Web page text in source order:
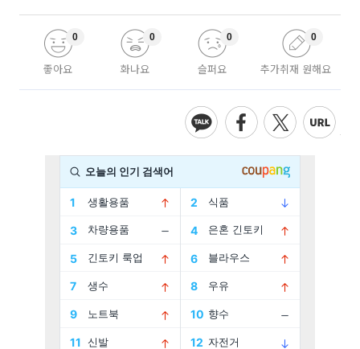
좋아요
0
화나요
0
슬퍼요
0
추가취재 원해요
0